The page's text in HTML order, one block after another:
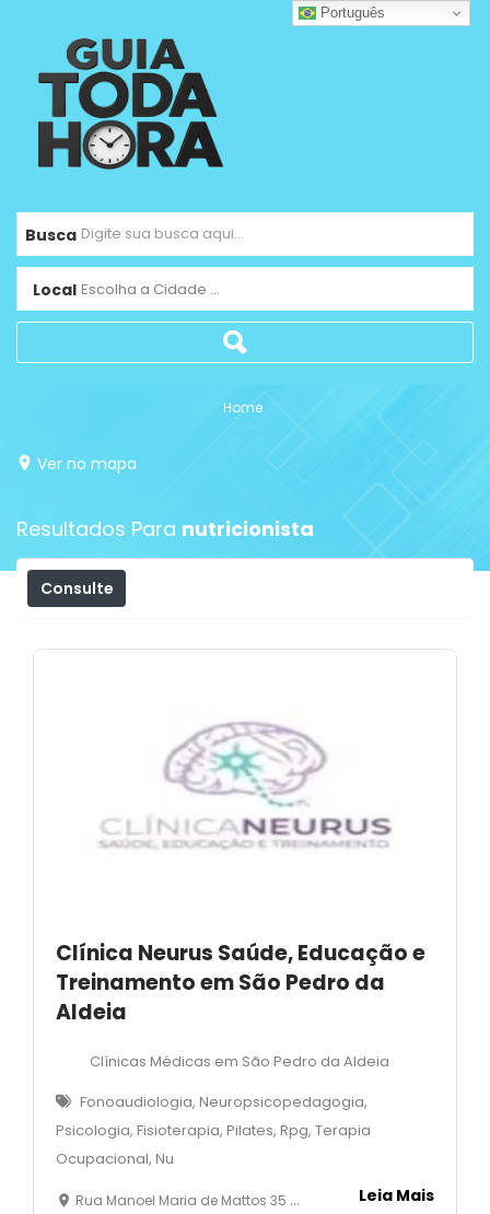
Busca
Local Escolha a Cidade ...
Home
Ver no mapa
Resultados Para nutricionista
Consulte
Clínica Neurus Saúde, Educação e
Treinamento em São Pedro da
Aldeia
Clínicas Médicas em São Pedro da Aldeia
Fonoaudiologia, Neuropsicopedagogia,
Psicologia, Fisioterapia, Pilates, Rpg, Terapia
Ocupacional, Nu
Rua Manoel Maria de Mattos 35 e 45 - Estação - São Pedro da Aldeia - RJ Leia Mais
Português